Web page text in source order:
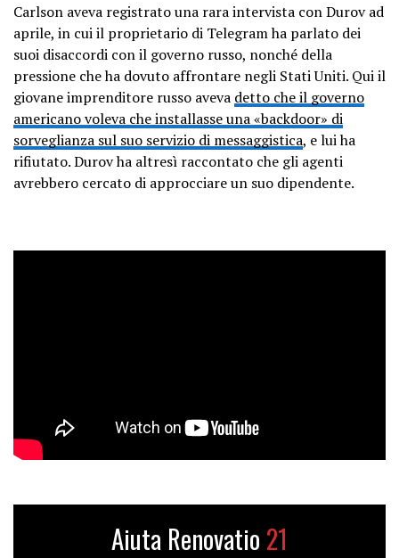
Carlson aveva registrato una rara intervista con Durov ad
aprile, in cui il proprietario di Telegram ha parlato dei
suoi disaccordi con il governo russo, nonché della
pressione che ha dovuto affrontare negli Stati Uniti. Qui il
giovane imprenditore russo aveva detto che il governo
americano voleva che installasse una «backdoor» di
sorveglianza sul suo servizio di messaggistica, e lui ha
rifiutato. Durov ha altresì raccontato che gli agenti
avrebbero cercato di approcciare un suo dipendente.
Aiuta Renovatio 21